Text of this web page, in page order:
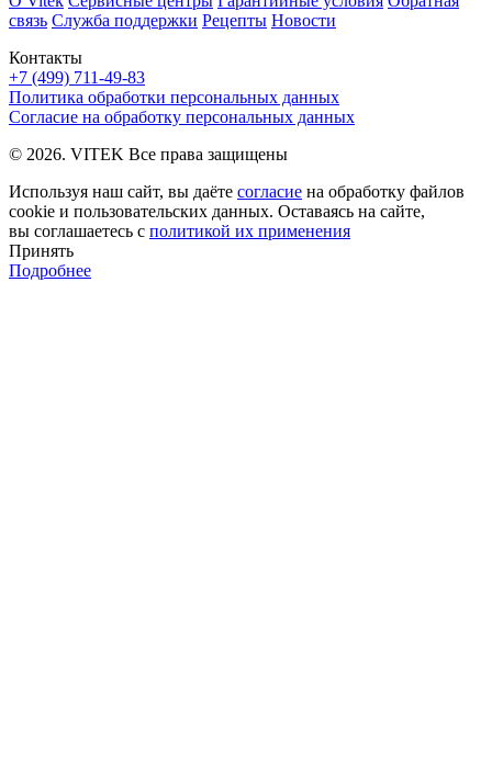
Контакты
+7 (499) 711-49-83
связь Служба поддержки Рецепты Новости
Политика обработки персональных данных
Согласие на обработку персональных данных
© 2026. VITEK Все права защищены
Используя наш сайт, вы даёте согласие на обработку файлов
cookie и пользовательских данных. Оставаясь на сайте,
вы соглашаетесь с политикой их применения
Принять
Подробнее